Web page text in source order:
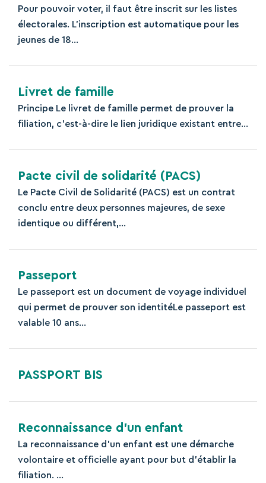
Pour pouvoir voter, il faut être inscrit sur les listes
électorales. L'inscription est automatique pour les
jeunes de 18...
Livret de famille
Principe Le livret de famille permet de prouver la
filiation, c'est-à-dire le lien juridique existant entre...
Pacte civil de solidarité (PACS)
Le Pacte Civil de Solidarité (PACS) est un contrat
conclu entre deux personnes majeures, de sexe
identique ou différent,...
Passeport
Le passeport est un document de voyage individuel
qui permet de prouver son identitéLe passeport est
valable 10 ans...
PASSPORT BIS
Reconnaissance d’un enfant
La reconnaissance d’un enfant est une démarche
volontaire et officielle ayant pour but d’établir la
filiation. ...